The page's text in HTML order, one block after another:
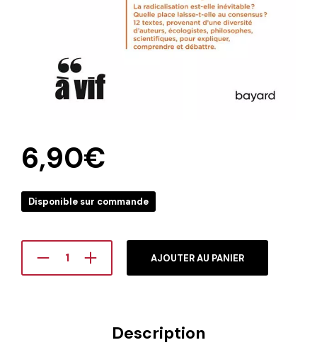
6,90€
Disponible sur commande
AJOUTER AU PANIER
Description